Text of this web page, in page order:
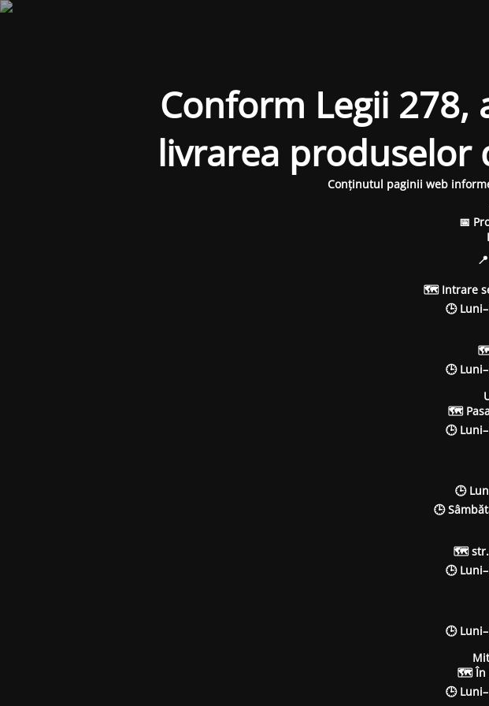
Conform Legii
livrarea produselor
Conținutul paginii web
📅
🗺 Intrare
🕒
🗺
🕒
🗺
🕒
🕒
🕒
🗺 str.
🕒
🕒
🗺 În
🕒